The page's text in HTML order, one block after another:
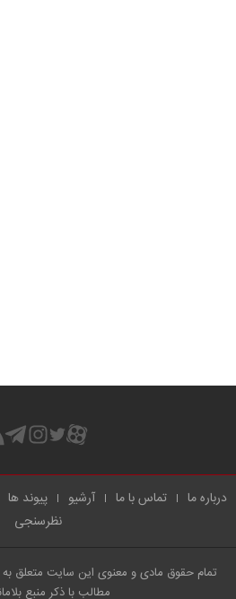
درباره ما تماس با ما آرشیو پیوند ها
نظرسنجی
تمام حقوق مادی و معنوی این سایت متعلق به
مطالب با ذکر منبع